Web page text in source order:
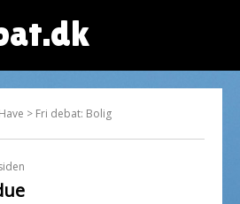
> Fri debat: Bolig